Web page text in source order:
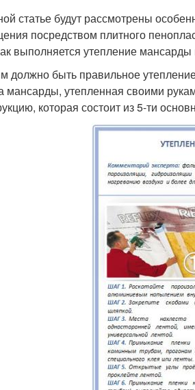
статье будут рассмотрены
посредством плитного
выполняется утепление
должно быть правильное
утепленная своими
которая состоит из 5-ти